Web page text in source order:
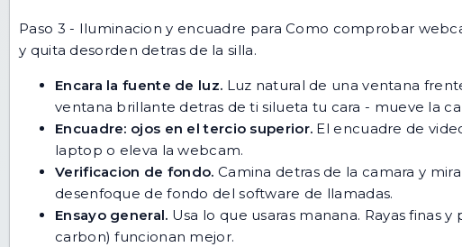
Paso 3 - Iluminacion y encuadre para Como comprobar
y quita desorden detras de la silla.
Encara la fuente de luz. Luz natural de una ventana
ventana brillante detras de ti silueta tu cara - mueve la
Encuadre: ojos en el tercio superior. El encuadre de
laptop o eleva la webcam.
Verificacion de fondo. Camina detras de la camara y
desenfoque de fondo del software de llamadas.
Ensayo general. Usa lo que usaras manana. Rayas finas
carbon) funcionan mejor.